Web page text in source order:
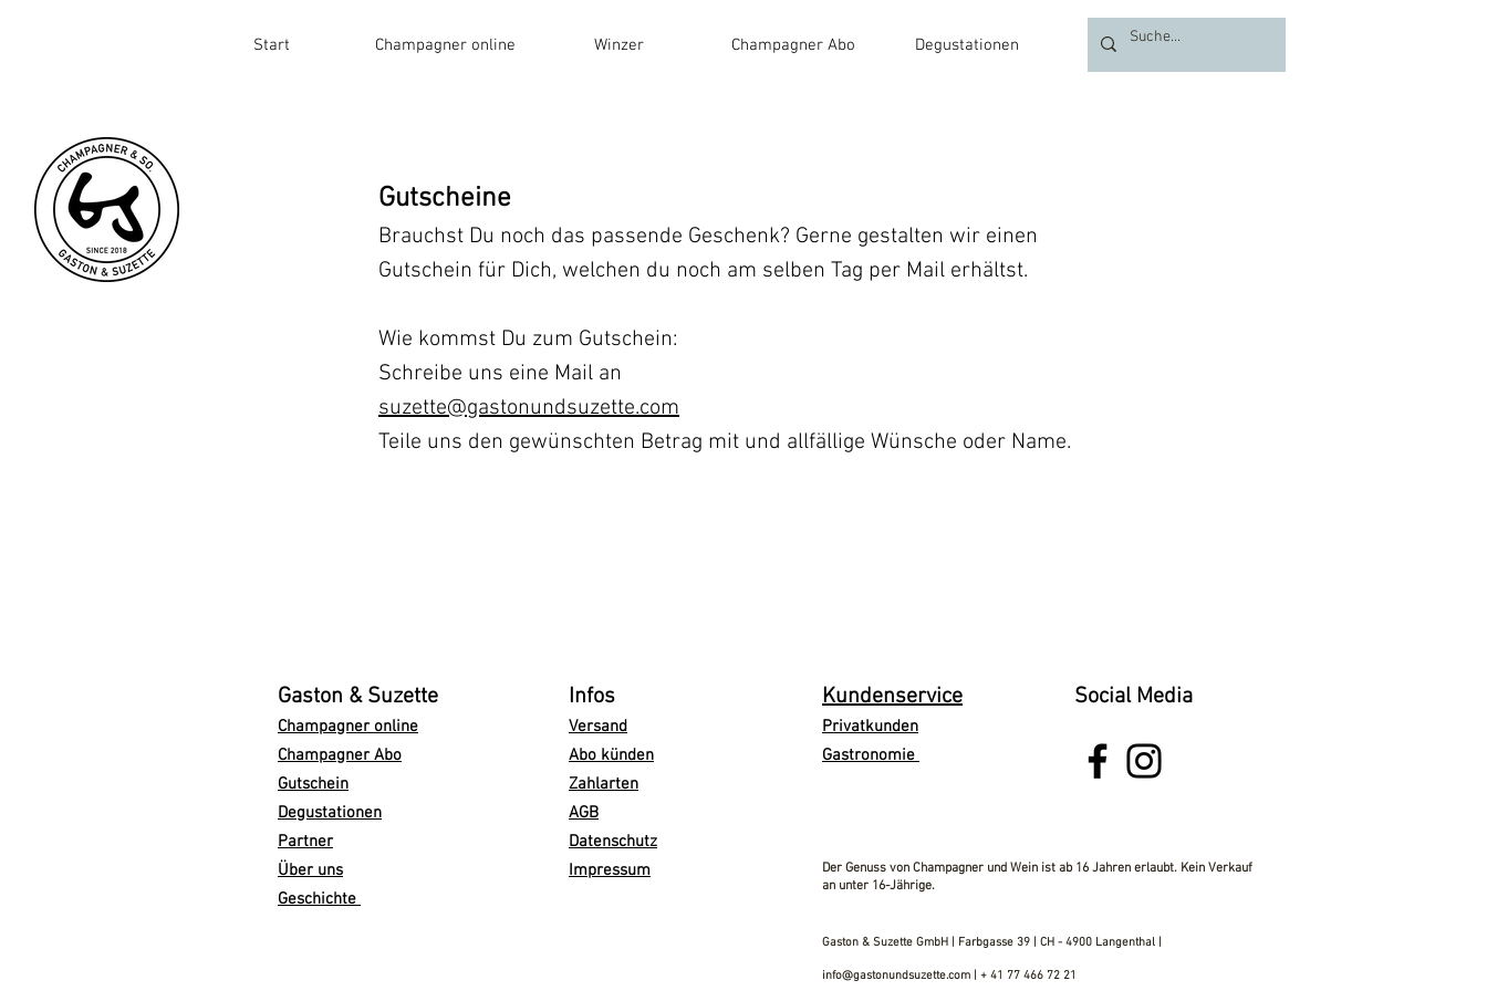
Start Champagner online Winzer Champagner Abo Degustationen Über uns
Gutscheine
Brauchst Du noch das passende Geschenk? Gerne gestalten wir einen
Gutschein für Dich, welchen du noch am selben Tag per Mail erhältst.
Wie kommst Du zum Gutschein:
Schreibe uns eine Mail an
suzette@gastonundsuzette.com
Teile uns den gewünschten Betrag mit und allfällige Wünsche oder Name.
Gaston & Suzette
Champagner online
Champagner Abo
Gutschein
Degustationen
Partner
Über uns
Geschichte
Infos
Versand
Abo künden
Zahlarten
AGB
Datenschutz
Impressum
Kundenservice
Privatkunden
Gastronomie
Social Media
Der Genuss von Champagner und Wein ist ab 16 Jahren erlaubt. Kein Verkauf
an unter 16-Jährige.
Gaston & Suzette GmbH | Farbgasse 39 | CH - 4900 Langenthal |
info@gastonundsuzette.com | + 41 77 466 72 21